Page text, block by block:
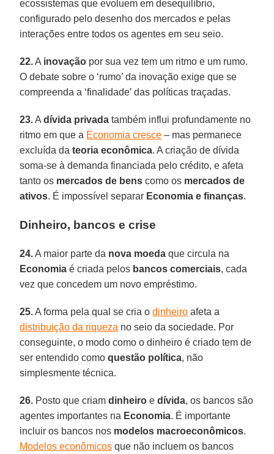
ecossistemas que evoluem em desequilíbrio,
configurado pelo desenho dos mercados e pelas
interações entre todos os agentes em seu seio.
22.A inovação por sua vez tem um ritmo e um rumo.
O debate sobre o ‘rumo’ da inovação exige que se
compreenda a ‘finalidade’ das políticas traçadas.
23.Adívida privada também influi profundamente no
ritmo em que a Economia cresce – mas permanece
excluída dateoria econômica. A criação de dívida
soma-se à demanda financiada pelo crédito, e afeta
tanto os mercados de bens como os mercados de
ativos. É impossível separar Economia e finanças.
Dinheiro, bancos e crise
24.A maior parte da nova moeda que circula na
Economia é criada pelos bancos comerciais, cada
vez que concedem um novo empréstimo.
25.A forma pela qual se cria odinheiro afeta a
distribuição da riqueza no seio da sociedade. Por
conseguinte, o modo como o dinheiro é criado tem de
ser entendido como questão política, não
simplesmente técnica.
26. Posto que criam dinheiro e dívida, os bancos são
agentes importantes na Economia. É importante
incluir os bancos nos modelos macroeconômicos.
Modelos econômicos que não incluem os bancos